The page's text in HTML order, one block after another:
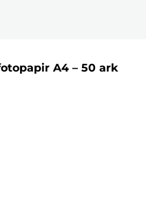
A4 – 50 ark